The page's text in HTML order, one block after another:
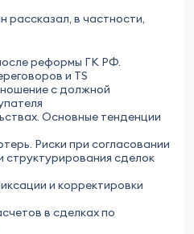
рассказал, в частности,
реформы ГК РФ.
и TS
с должной
Основные тенденции
Риски при согласовании
структурирования сделок
и корректировки
в сделках по